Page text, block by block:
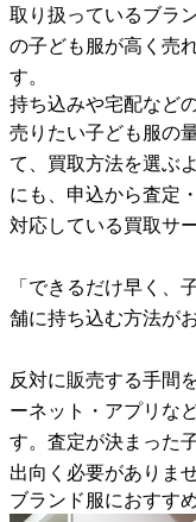
取り扱っているブラ
の子ども服が高く売
す。
持ち込みや宅配など
売りたい子ども服の
て、買取方法を選ぶ
にも、申込から査定
対応している買取サ
「できるだけ早く、
舗に持ち込む方法が
反対に販売する手間
ーネット・アプリな
す。査定が決まった
出向く必要がありませ
ブランド服におすす